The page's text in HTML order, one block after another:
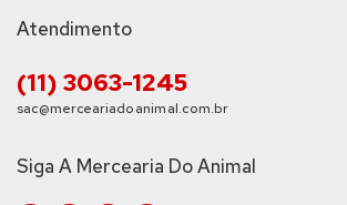
Atendimento
(11) 3063-1245
sac@merceariadoanimal.com.br
Siga A Mercearia Do Animal